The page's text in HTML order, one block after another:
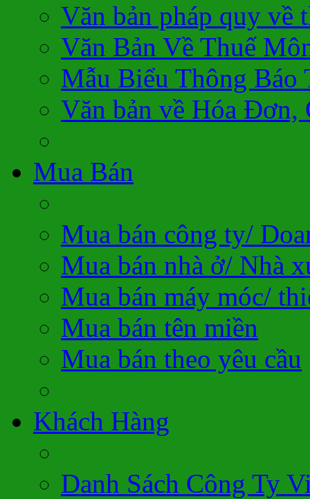
Văn bản pháp quy về
Văn Bản Về Thuế
Mẫu Biểu Thông Báo
Văn bản về Hóa Đơn,
Mua Bán
Mua bán công ty/
Mua bán nhà ở/ Nhà
Mua bán máy móc/
Mua bán tên miền
Mua bán theo yêu cầu
Khách Hàng
Danh Sách Công Ty